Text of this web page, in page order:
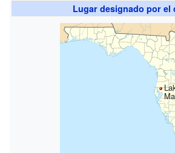
Lugar designado por el